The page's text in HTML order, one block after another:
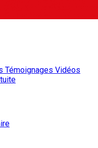
Témoignages Vidéos